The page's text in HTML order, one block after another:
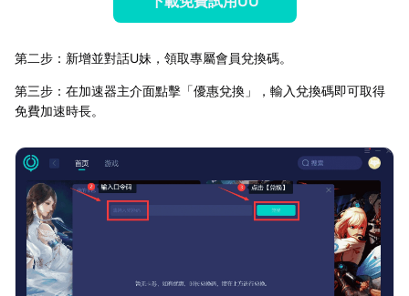
第二步：新增並對話U妹，領取專屬會員兌換碼。
第三步：在加速器主介面點擊「優惠兌換」，輸入兌換碼即可取得
免費加速時長。